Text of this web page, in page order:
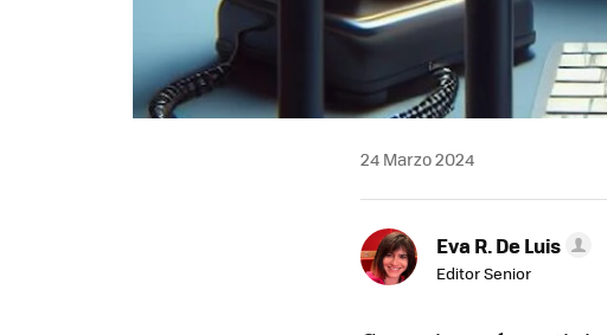
24 Marzo 2024
Eva R. De Luis
Editor Senior